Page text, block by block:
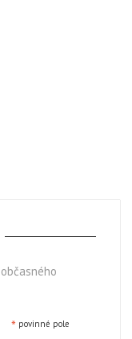
* povinné pole